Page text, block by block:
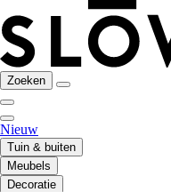
Zoeken
Nieuw
Tuin & buiten
Meubels
Decoratie